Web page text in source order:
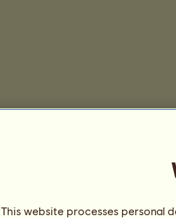
This website processes personal